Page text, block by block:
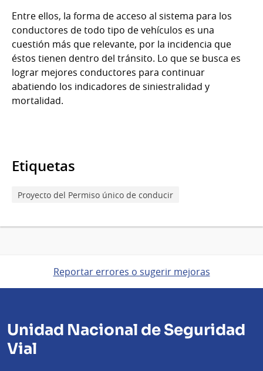
Entre ellos, la forma de acceso al sistema para los
conductores de todo tipo de vehículos es una
cuestión más que relevante, por la incidencia que
éstos tienen dentro del tránsito. Lo que se busca es
lograr mejores conductores para continuar
abatiendo los indicadores de siniestralidad y
mortalidad.
Etiquetas
Proyecto del Permiso único de conducir
Reportar errores o sugerir mejoras
Unidad Nacional de Seguridad
Vial